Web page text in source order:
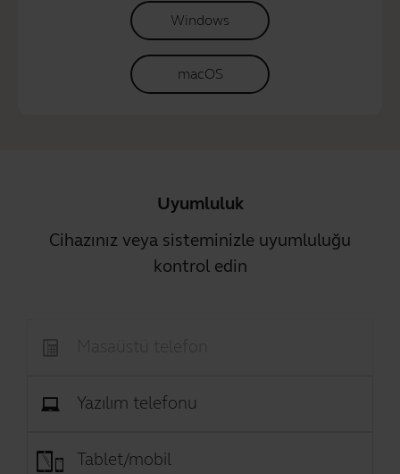
Windows
macOS
Uyumluluk
Cihazınız veya sisteminizle uyumluluğu
kontrol edin
Yazılım telefonu
Tablet/mobil